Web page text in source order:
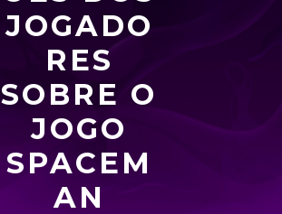
JOGADO
RES
SOBRE O
JOGO
SPACEM
AN